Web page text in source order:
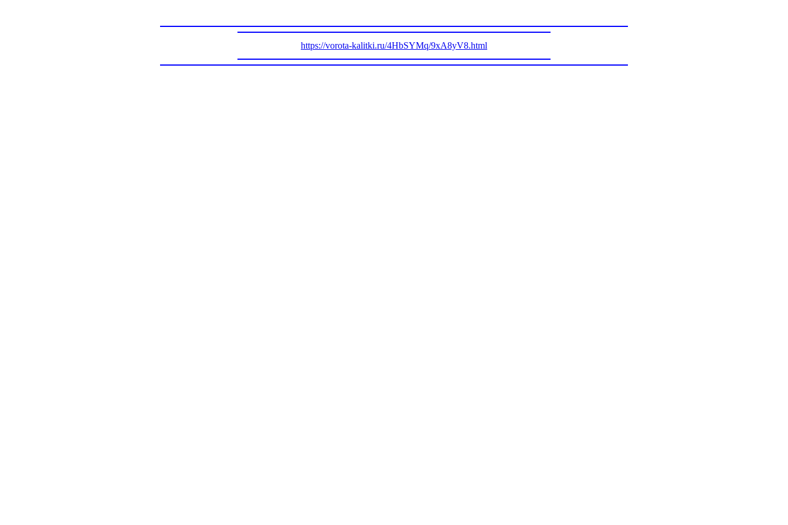
https://vorota-kalitki.ru/4HbSYMq/9xA8yV8.html